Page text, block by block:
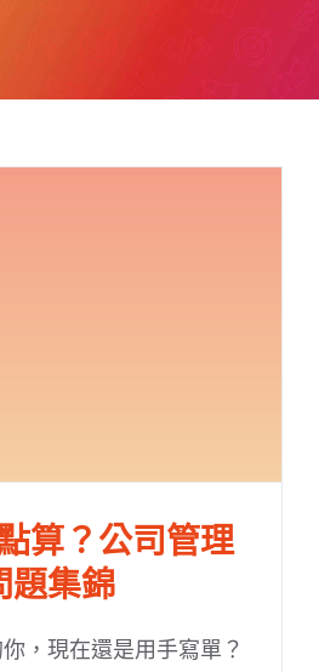
算？公司管理
題集錦
你，現在還是用手寫單？